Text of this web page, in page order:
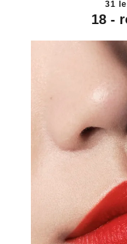
31
18 -